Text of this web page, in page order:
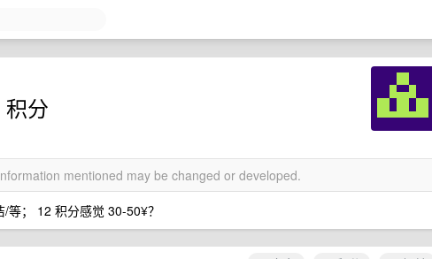
分
mentioned may be changed or developed.
； 12 积分感觉 30-50¥？